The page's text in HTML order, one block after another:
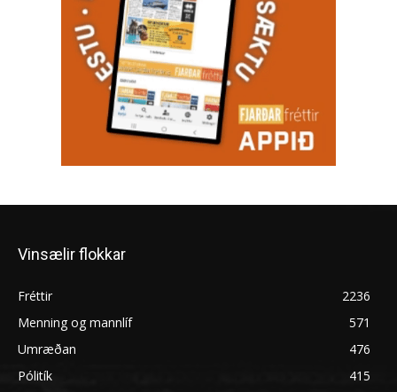
Vinsælir flokkar
Fréttir
2236
Menning og mannlíf
571
Umræðan
476
Pólitík
415